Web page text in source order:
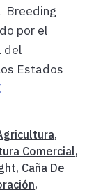
Breeding
por el
del
Estados
,
Comercial,
, Caña De
,